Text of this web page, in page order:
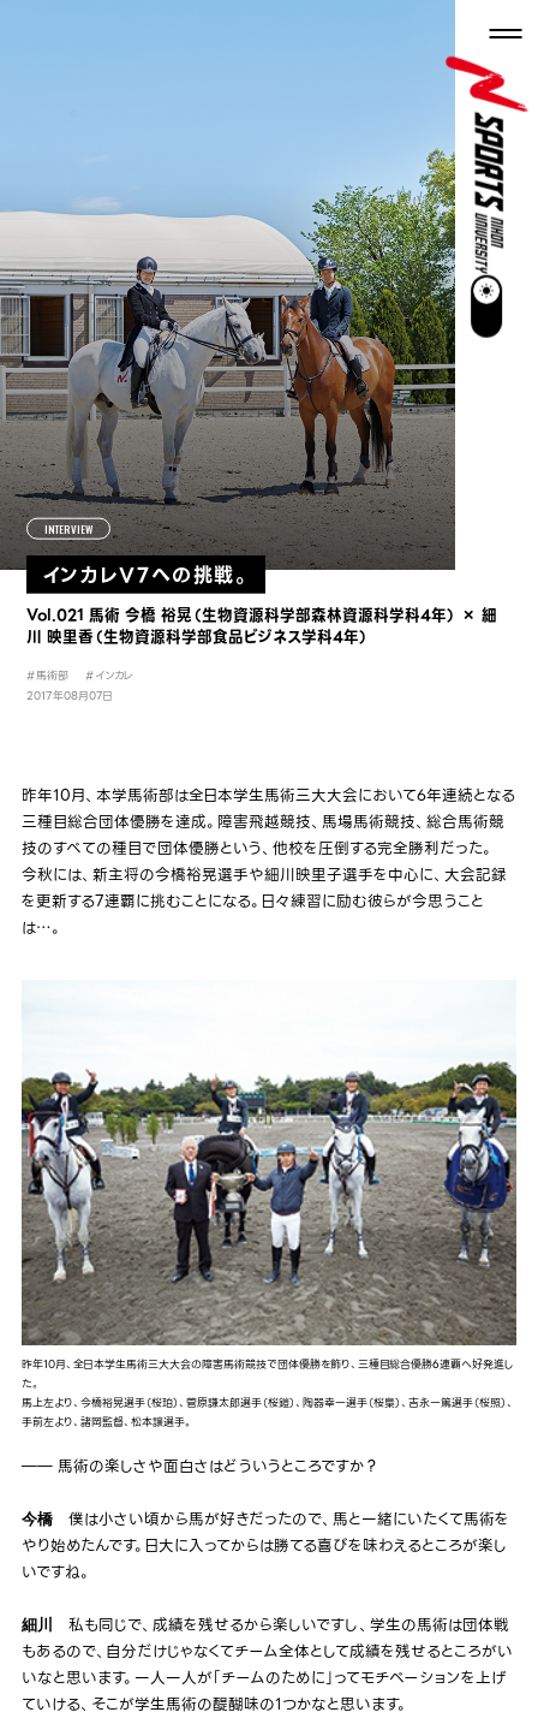
INTERVIEW
インカレV7への挑戦。
Vol.021 馬術 今橋 裕晃（生物資源科学部森林資源科学科4年） × 細
川 映里香（生物資源科学部食品ビジネス学科4年）
#馬術部
#インカレ
2017年08月07日
昨年10月、本学馬術部は全日本学生馬術三大大会において6年連続となる
三種目総合団体優勝を達成。障害飛越競技、馬場馬術競技、総合馬術競
技のすべての種目で団体優勝という、他校を圧倒する完全勝利だった。
今秋には、新主将の今橋裕晃選手や細川映里子選手を中心に、大会記録
を更新する7連覇に挑むことになる。日々練習に励む彼らが今思うこと
は…。
昨年10月、全日本学生馬術三大大会の障害馬術競技で団体優勝を飾り、三種目総合優勝6連覇へ好発進し
た。
馬上左より、今橋裕晃選手（桜珀）、菅原謙太郎選手（桜鎧）、陶器幸一選手（桜梟）、吉永一篤選手（桜照）、
手前左より、諸岡監督、松本譲選手。
―― 馬術の楽しさや面白さはどういうところですか？
今橋僕は小さい頃から馬が好きだったので、馬と一緒にいたくて馬術を
やり始めたんです。日大に入ってからは勝てる喜びを味わえるところが楽し
いですね。
細川
私も同じで、成績を残せるから楽しいですし、学生の馬術は団体戦
もあるので、自分だけじゃなくてチーム全体として成績を残せるところがい
いなと思います。一人一人が「チームのために」ってモチベーションを上げ
ていける、そこが学生馬術の醍醐味の1つかなと思います。